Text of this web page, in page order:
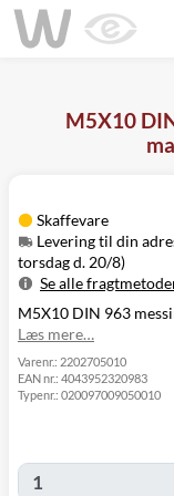
M5X10
Skaffevare
Levering til din
torsdag d. 20/8)
Se alle
Metode
Pris
din adresse
Click&Collect
M5X10 DIN 963
Læs mere…
Varenr.: 2202705010
EAN nr.: 4043952320983
Typenr.: 020097009050010
Mangler chatten?
Ret samtykke!